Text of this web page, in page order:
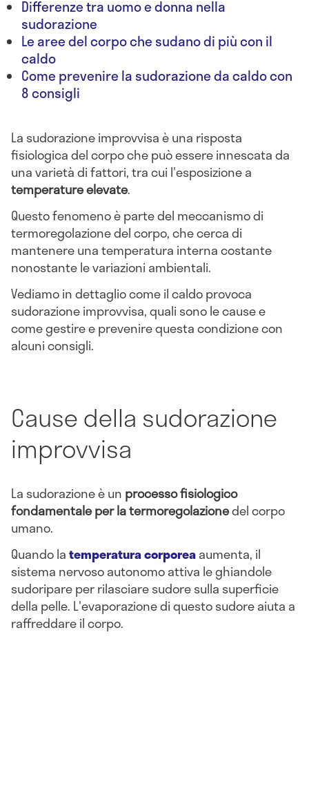
Differenze tra uomo e donna nella
sudorazione
Le aree del corpo che sudano di più con il
caldo
Come prevenire la sudorazione da caldo con
8 consigli
La sudorazione improvvisa è una risposta
fisiologica del corpo che può essere innescata da
una varietà di fattori, tra cui l'esposizione a
temperature elevate.
Questo fenomeno è parte del meccanismo di
termoregolazione del corpo, che cerca di
mantenere una temperatura interna costante
nonostante le variazioni ambientali.
Vediamo in dettaglio come il caldo provoca
sudorazione improvvisa, quali sono le cause e
come gestire e prevenire questa condizione con
alcuni consigli.
Cause della sudorazione
improvvisa
La sudorazione è un processo fisiologico
fondamentale per la termoregolazionedel corpo
umano.
Quando latemperatura corporeaaumenta, il
sistema nervoso autonomo attiva le ghiandole
sudoripare per rilasciare sudore sulla superficie
della pelle. L'evaporazione di questo sudore aiuta a
raffreddare il corpo.